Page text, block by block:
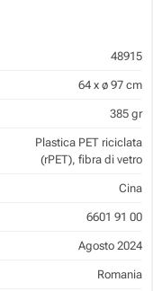
48915
64 x ø 97 cm
385 gr
Plastica PET riciclata
(rPET), fibra di vetro
Cina
6601 91 00
Agosto 2024
Romania